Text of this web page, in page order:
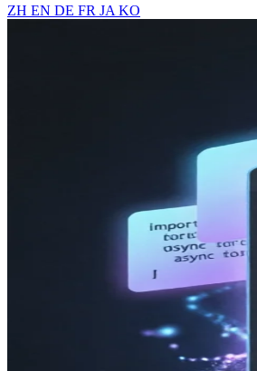
ZH EN DE FR JA KO